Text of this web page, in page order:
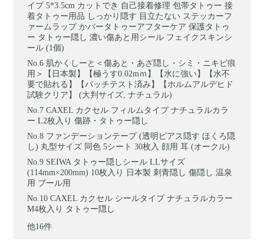
イプ 5*3.5cm カットでき 自己接着修理 包帯タトゥー 接
着タトゥー用品 しっかり隠す 目立たない ステッカーフ
ァームラップ かバータトゥーアフターケア 保護タトゥ
ー タトゥー隠し 濃い傷あと用シール フェイクスキンシ
ール (1個)
肌かくしーと＜傷あと・あざ隠し・シミ・ニキビ痕
用＞【日本製】【極うす0.02mｍ】【水に強い】【水不
要で貼れる】【パッチテスト済み】【ホルムアルデヒド
試験クリア】 (大判サイズ, ナチュラル)
CAXEL カクセル フィルムタイプ ナチュラルカラ
ー L2枚入り 傷跡・タトゥー隠し
ファンデーションテープ (透明ピアス隠す ほくろ隠
し) 丸型サイズ 同色 5シート 30枚入 顔用 耳 (オークル)
SEIWA タトゥー隠しシール LLサイズ
(114mm×200mm) 10枚入り 日本製 刺青隠し 傷隠し 温泉
用 プール用
CAXEL カクセル シールタイプ ナチュラルカラー
M4枚入り タトゥー隠し
他16件